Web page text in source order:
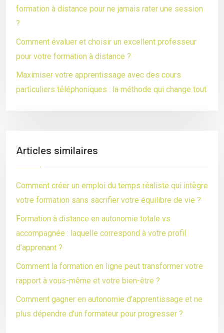
formation à distance pour ne jamais rater une session
?
Comment évaluer et choisir un excellent professeur
pour votre formation à distance ?
Maximiser votre apprentissage avec des cours
particuliers téléphoniques : la méthode qui change tout
Articles similaires
Comment créer un emploi du temps réaliste qui intègre
votre formation sans sacrifier votre équilibre de vie ?
Formation à distance en autonomie totale vs
accompagnée : laquelle correspond à votre profil
d’apprenant ?
Comment la formation en ligne peut transformer votre
rapport à vous-même et votre bien-être ?
Comment gagner en autonomie d’apprentissage et ne
plus dépendre d’un formateur pour progresser ?